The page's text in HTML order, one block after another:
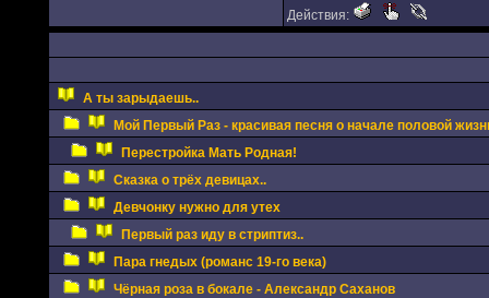
Действия:
А ты зарыдаешь..
Мой Первый Раз - красивая песня о начале половой
Перестройка Мать Родная!
Сказка о трёх девицах..
Девчонку нужно для утех
Первый раз иду в стриптиз..
Пара гнедых (романс 19-го века)
Чёрная роза в бокале - Александр Саханов